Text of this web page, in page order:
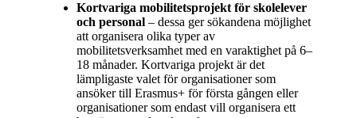
Kortvariga mobilitetsprojekt för skolelever
och personal – dessa ger sökandena möjlighet
att organisera olika typer av
mobilitetsverksamhet med en varaktighet på 6–
18 månader. Kortvariga projekt är det
lämpligaste valet för organisationer som
ansöker till Erasmus+ för första gången eller
organisationer som endast vill organisera ett